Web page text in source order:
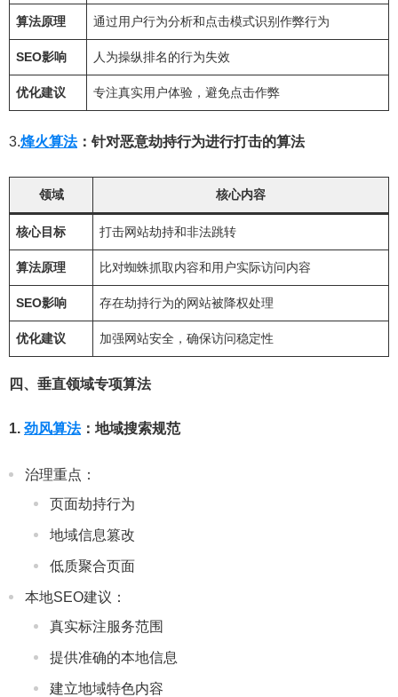
算法原理 通过用户行为分析和点击模式识别作弊行为
SEO影响 人为操纵排名的行为失效
优化建议 专注真实用户体验，避免点击作弊
3.烽火算法：针对恶意劫持行为进行打击的算法
领域 核心内容
核心目标 打击网站劫持和非法跳转
算法原理 比对蜘蛛抓取内容和用户实际访问内容
SEO影响 存在劫持行为的网站被降权处理
优化建议 加强网站安全，确保访问稳定性
四、垂直领域专项算法
1. 劲风算法：地域搜索规范
治理重点：
页面劫持行为
地域信息篡改
低质聚合页面
本地SEO建议：
真实标注服务范围
提供准确的本地信息
建立地域特色内容